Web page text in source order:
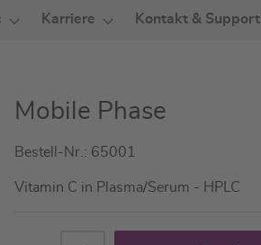
Karriere Kontakt & Support
Mobile Phase
Bestell-Nr.: 65001
Vitamin C in Plasma/Serum - HPLC